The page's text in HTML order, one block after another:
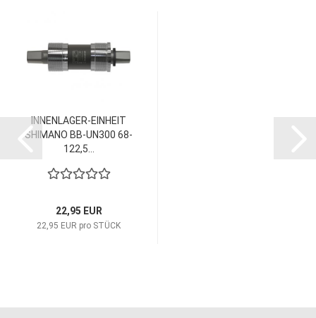
INNENLAGER-EINHEIT
SHIMANO BB-UN300 68-
122,5...
22,95 EUR
22,95 EUR pro STÜCK